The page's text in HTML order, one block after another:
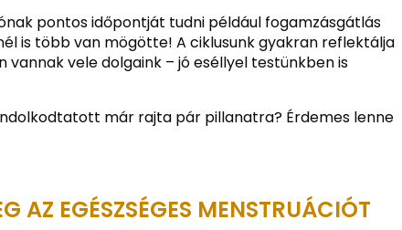
pontos időpontját tudni például fogamzásgátlás
is több van mögötte! A ciklusunk gyakran reflektálja
vannak vele dolgaink – jó eséllyel testünkben is
már rajta pár pillanatra? Érdemes lenne
AZ EGÉSZSÉGES MENSTRUÁCIÓT